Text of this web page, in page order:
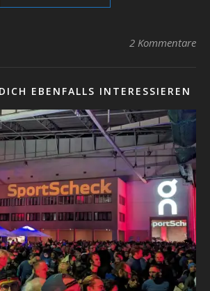
2 Kommentare
EBENFALLS INTERESSIEREN